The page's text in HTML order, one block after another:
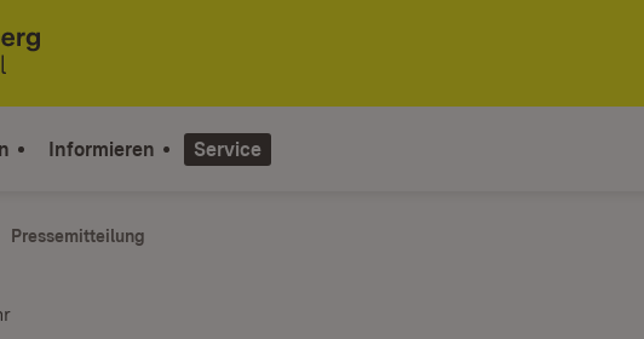
Informieren Service
Pressemitteilung